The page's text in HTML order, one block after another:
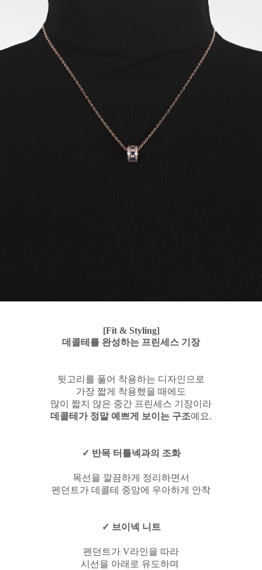
[Fit & Styling]
데콜테를 완성하는 프린세스 기장
뒷고리를 풀어 착용하는 디자인으로
가장 짧게 착용했을 때에도
많이 짧지 않은 중간 프린세스 기장이라
데콜테가 정말 예쁘게 보이는 구조예요.
✓ 반목 터틀넥과의 조화
목선을 깔끔하게 정리하면서
펜던트가 데콜테 중앙에 우아하게 안착
✓ 브이넥 니트
펜던트가 V라인을 따라
시선을 아래로 유도하며